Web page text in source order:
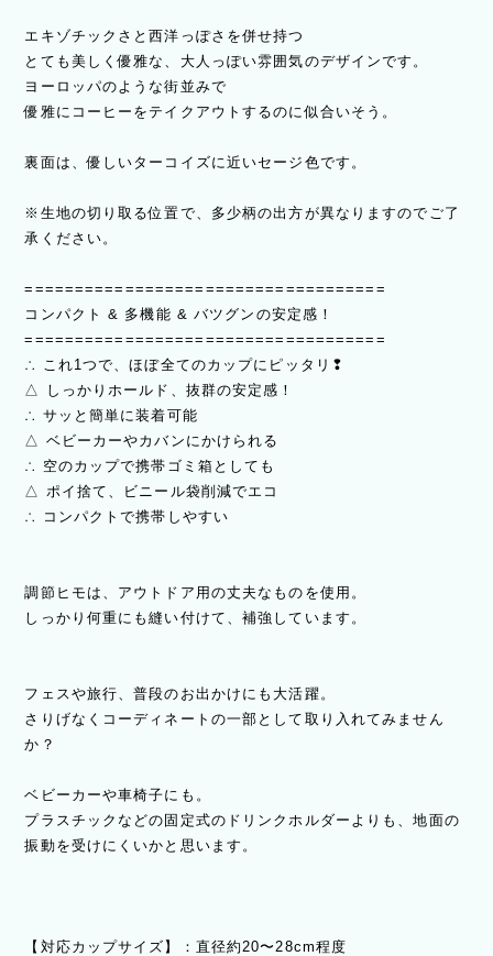
エキゾチックさと西洋っぽさを併せ持つ
とても美しく優雅な、大人っぽい雰囲気のデザインです。
ヨーロッパのような街並みで
優雅にコーヒーをテイクアウトするのに似合いそう。
裏面は、優しいターコイズに近いセージ色です。
※生地の切り取る位置で、多少柄の出方が異なりますのでご了
承ください。
====================================
コンパクト & 多機能 & バツグンの安定感！
====================================
∴ これ1つで、ほぼ全てのカップにピッタリ❢
△ しっかりホールド、抜群の安定感！
∴ サッと簡単に装着可能
△ ベビーカーやカバンにかけられる
∴ 空のカップで携帯ゴミ箱としても
△ ポイ捨て、ビニール袋削減でエコ
∴ コンパクトで携帯しやすい
調節ヒモは、アウトドア用の丈夫なものを使用。
しっかり何重にも縫い付けて、補強しています。
フェスや旅行、普段のお出かけにも大活躍。
さりげなくコーディネートの一部として取り入れてみません
か？
ベビーカーや車椅子にも。
プラスチックなどの固定式のドリンクホルダーよりも、地面の
振動を受けにくいかと思います。
【対応カップサイズ】：直径約20〜28cm程度